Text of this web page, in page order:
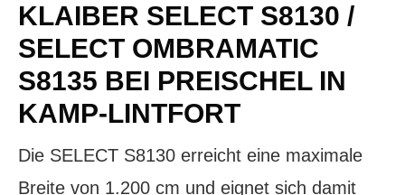
KLAIBER SELECT S8130 /
SELECT OMBRAMATIC
S8135 BEI PREISCHEL IN
KAMP-LINTFORT
Die SELECT S8130 erreicht eine maximale
Breite von 1.200 cm und eignet sich damit